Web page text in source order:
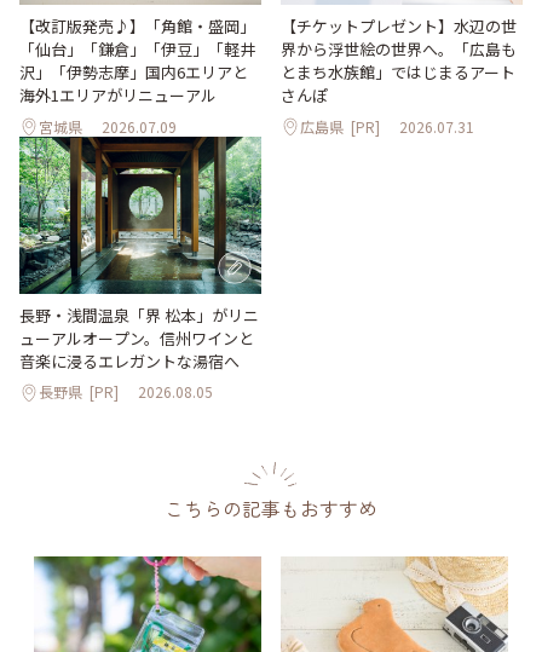
【改訂版発売♪】「角館・盛岡」
「仙台」「鎌倉」「伊豆」「軽井
沢」「伊勢志摩」国内6エリアと
海外1エリアがリニューアル
宮城県 2026.07.09
【チケットプレゼント】水辺の世
界から浮世絵の世界へ。「広島も
とまち水族館」ではじまるアート
さんぽ
広島県 [PR] 2026.07.31
長野・浅間温泉「界 松本」がリニ
ューアルオープン。信州ワインと
音楽に浸るエレガントな湯宿へ
長野県 [PR] 2026.08.05
こちらの記事もおすすめ